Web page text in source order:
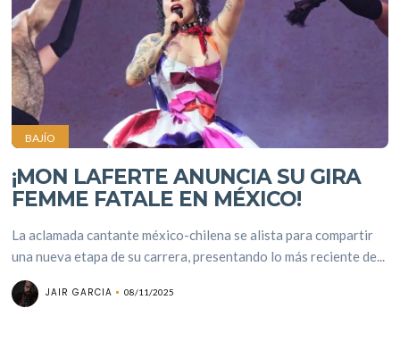
BAJÍO
¡MON LAFERTE ANUNCIA SU GIRA
FEMME FATALE EN MÉXICO! ​
La aclamada cantante méxico-chilena se alista para compartir
una nueva etapa de su carrera, presentando lo más reciente de...
JAIR GARCIA 08/11/2025